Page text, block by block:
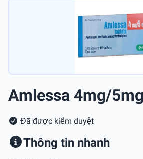
Amlessa 4mg/
Đã được kiểm duyệt
Thông tin nhanh